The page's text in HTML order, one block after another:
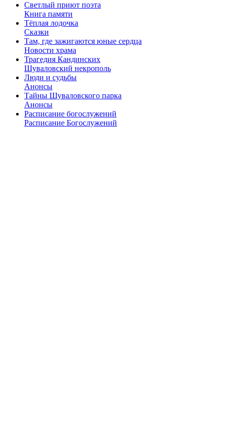
Светлый приют поэта
Книга памяти
Тёплая лодочка
Сказки
Там, где зажигаются юные сердца
Новости храма
Трагедия Кандинских
Шуваловский некрополь
Люди и судьбы
Анонсы
Тайны Шуваловского парка
Анонсы
Расписание богослужений
Расписание Богослужений